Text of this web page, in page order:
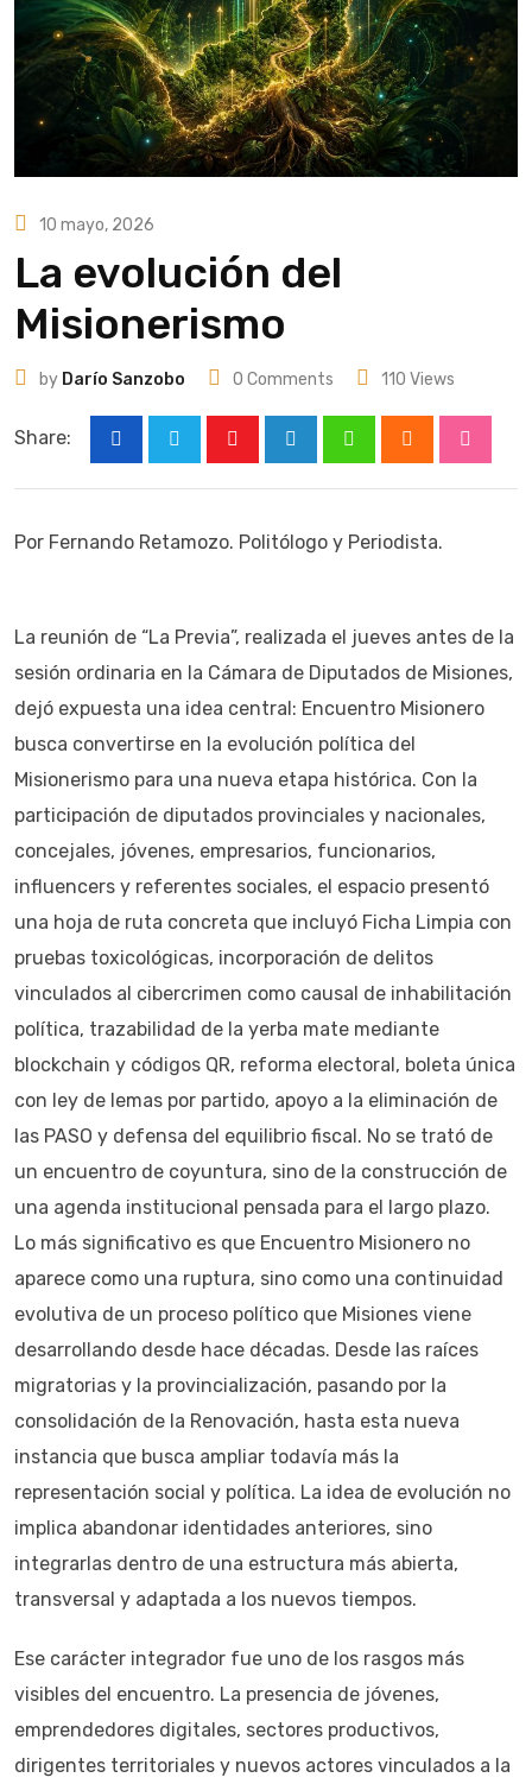
10 mayo, 2026
La evolución del
Misionerismo
by Darío Sanzobo 0 Comments 110 Views
Share:
Por Fernando Retamozo. Politólogo y Periodista.
La reunión de “La Previa”, realizada el jueves antes de la
sesión ordinaria en la Cámara de Diputados de Misiones,
dejó expuesta una idea central: Encuentro Misionero
busca convertirse en la evolución política del
Misionerismo para una nueva etapa histórica. Con la
participación de diputados provinciales y nacionales,
concejales, jóvenes, empresarios, funcionarios,
influencers y referentes sociales, el espacio presentó
una hoja de ruta concreta que incluyó Ficha Limpia con
pruebas toxicológicas, incorporación de delitos
vinculados al cibercrimen como causal de inhabilitación
política, trazabilidad de la yerba mate mediante
blockchain y códigos QR, reforma electoral, boleta única
con ley de lemas por partido, apoyo a la eliminación de
las PASO y defensa del equilibrio fiscal. No se trató de
un encuentro de coyuntura, sino de la construcción de
una agenda institucional pensada para el largo plazo.
Lo más significativo es que Encuentro Misionero no
aparece como una ruptura, sino como una continuidad
evolutiva de un proceso político que Misiones viene
desarrollando desde hace décadas. Desde las raíces
migratorias y la provincialización, pasando por la
consolidación de la Renovación, hasta esta nueva
instancia que busca ampliar todavía más la
representación social y política. La idea de evolución no
implica abandonar identidades anteriores, sino
integrarlas dentro de una estructura más abierta,
transversal y adaptada a los nuevos tiempos.
Ese carácter integrador fue uno de los rasgos más
visibles del encuentro. La presencia de jóvenes,
emprendedores digitales, sectores productivos,
dirigentes territoriales y nuevos actores vinculados a la